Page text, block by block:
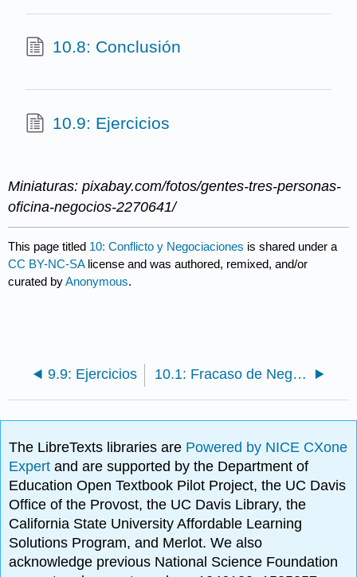
10.8: Conclusión
10.9: Ejercicios
Miniaturas: pixabay.com/fotos/gentes-tres-personas-
oficina-negocios-2270641/
This page titled 10: Conflicto y Negociaciones is shared under a
CC BY-NC-SA license and was authored, remixed, and/or
curated byAnonymous.
9.9: Ejercicios 10.1: Fracaso de Negociación: El Caso del PointCast
The LibreTexts libraries are Powered by NICE CXone
Expertand are supported by the Department of
Education Open Textbook Pilot Project, the UC Davis
Office of the Provost, the UC Davis Library, the
California State University Affordable Learning
Solutions Program, and Merlot. We also
acknowledge previous National Science Foundation